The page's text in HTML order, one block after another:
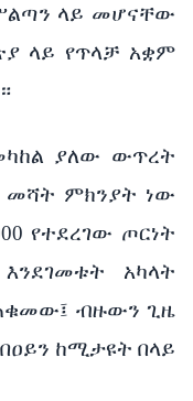
ላይ መሆናቸው
ላይ የጥላቻ አቋም
ያለው ውጥረት
መሻት ምክንያት ነው
የተደረገው ጦርነት
አካላት
ብዙውን ጊዜ
ከሚታዩት በላይ